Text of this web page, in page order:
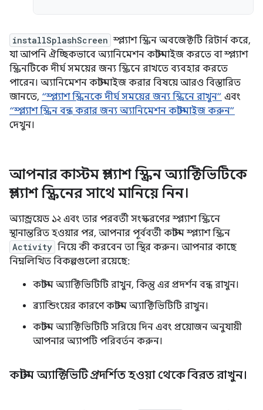
installSplashScreen স্প্ল্যাশ স্ক্রিন অবজেক্টটি রিটার্ন করে,
যা আপনি ঐচ্ছিকভাবে অ্যানিমেশন কাস্টমাইজ করতে বা স্প্ল্যাশ
স্ক্রিনটিকে দীর্ঘ সময়ের জন্য স্ক্রিনে রাখতে ব্যবহার করতে
পারেন। অ্যানিমেশন কাস্টমাইজ করার বিষয়ে আরও বিস্তারিত
জানতে, “স্প্ল্যাশ স্ক্রিনকে দীর্ঘ সময়ের জন্য স্ক্রিনে রাখুন” এবং
“স্প্ল্যাশ স্ক্রিন বন্ধ করার জন্য অ্যানিমেশন কাস্টমাইজ করুন”
দেখুন।
আপনার কাস্টম স্প্ল্যাশ স্ক্রিন অ্যাক্টিভিটিকে
স্প্ল্যাশ স্ক্রিনের সাথে মানিয়ে নিন।
অ্যান্ড্রয়েড ১২ এবং তার পরবর্তী সংস্করণের স্প্ল্যাশ স্ক্রিনে
স্থানান্তরিত হওয়ার পর, আপনার পূর্ববর্তী কাস্টম স্প্ল্যাশ স্ক্রিন
Activity নিয়ে কী করবেন তা স্থির করুন। আপনার কাছে
নিম্নলিখিত বিকল্পগুলো রয়েছে:
কাস্টম অ্যাক্টিভিটিটি রাখুন, কিন্তু এর প্রদর্শন বন্ধ রাখুন।
ব্র্যান্ডিংয়ের কারণে কাস্টম অ্যাক্টিভিটিটি রাখুন।
কাস্টম অ্যাক্টিভিটিটি সরিয়ে দিন এবং প্রয়োজন অনুযায়ী
আপনার অ্যাপটি পরিবর্তন করুন।
কাস্টম অ্যাক্টিভিটি প্রদর্শিত হওয়া থেকে বিরত রাখুন।